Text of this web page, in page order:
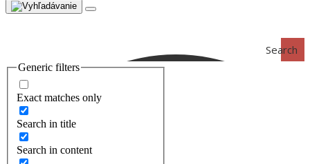
Search
Generic filters
Exact matches only
Search in title
Search in content